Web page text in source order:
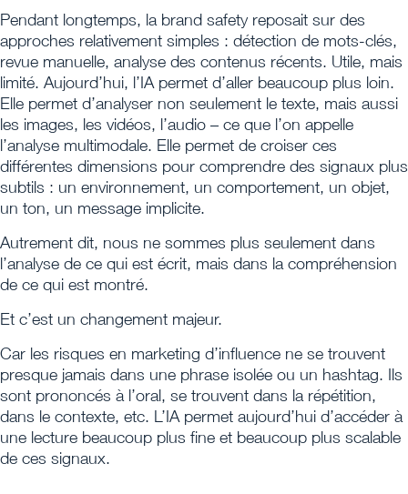
Pendant longtemps, la brand safety reposait sur des
approches relativement simples : détection de mots-clés,
revue manuelle, analyse des contenus récents. Utile, mais
limité. Aujourd’hui, l’IA permet d’aller beaucoup plus loin.
Elle permet d’analyser non seulement le texte, mais aussi
les images, les vidéos, l’audio – ce que l’on appelle
l’analyse multimodale. Elle permet de croiser ces
différentes dimensions pour comprendre des signaux plus
subtils : un environnement, un comportement, un objet,
un ton, un message implicite.
Autrement dit, nous ne sommes plus seulement dans
l’analyse de ce qui est écrit, mais dans la compréhension
de ce qui est montré.
Et c’est un changement majeur.
Car les risques en marketing d’influence ne se trouvent
presque jamais dans une phrase isolée ou un hashtag. Ils
sont prononcés à l’oral, se trouvent dans la répétition,
dans le contexte, etc. L’IA permet aujourd’hui d’accéder à
une lecture beaucoup plus fine et beaucoup plus scalable
de ces signaux.